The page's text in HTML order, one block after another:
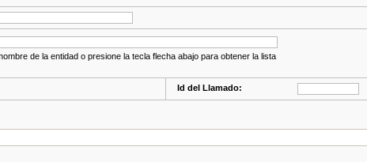
de la entidad o presione la tecla flecha abajo para obtener la lista
Id del Llamado: